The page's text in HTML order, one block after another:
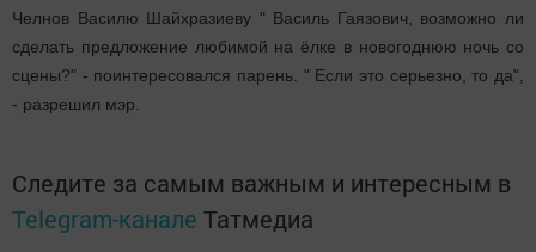
Челнов Василю Шайхразиеву " Василь Гаязович, возможно ли
сделать предложение любимой на ёлке в новогоднюю ночь со
сцены?" - поинтересовался парень. " Если это серьезно, то да",
- разрешил мэр.
Следите за самым важным и интересным в
Telegram-канале Татмедиа